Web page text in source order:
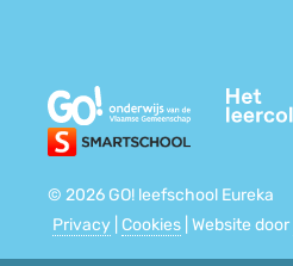
© 2026 GO! leefschool Eureka
Privacy Cookies | Website door